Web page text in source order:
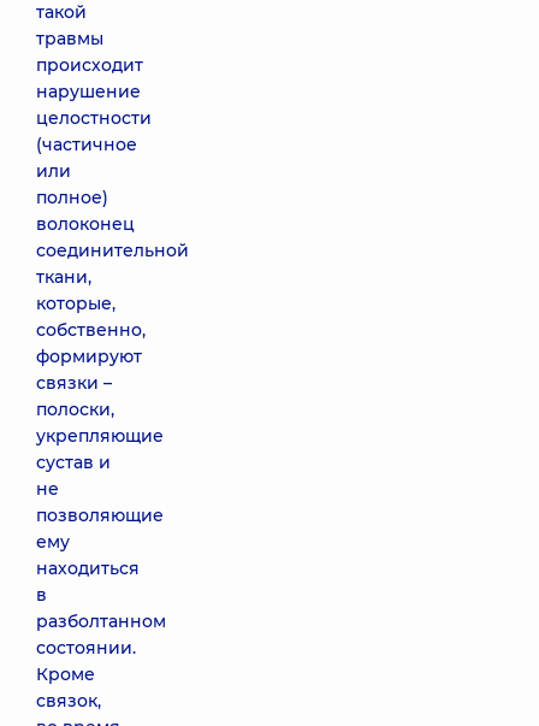
такой
травмы
происходит
нарушение
целостности
(частичное
или
полное)
волоконец
соединительной
ткани,
которые,
собственно,
формируют
связки –
полоски,
укрепляющие
сустав и
не
позволяющие
ему
находиться
в
разболтанном
состоянии.
Кроме
связок,